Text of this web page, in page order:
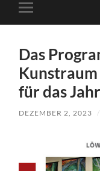
Mobile-
Menü
Das
Kunstraum
für das
DEZEMBER 2, 2023 /